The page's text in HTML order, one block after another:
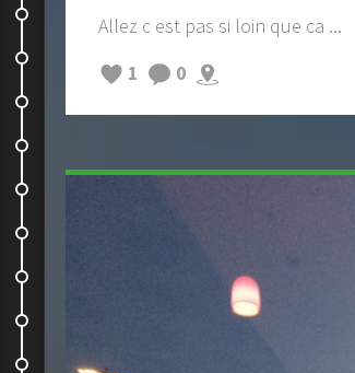
On the sea and on the road !
Allez c est pas si loin que ca ...
1
0